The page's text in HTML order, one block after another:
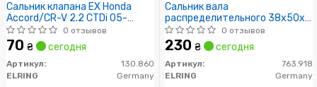
Сальник клапана EX Honda
Accord/CR-V 2.2 CTDi 05-
(D13/D15/D16)0 отзывов
70 ₴ сегодня
Артикул:
130.860
ELRING
Germany
Сальник вала
распределительного 38x50x8
Opel
0 отзывов
230 ₴ сегодня
Артикул:
763.918
ELRING
Germany